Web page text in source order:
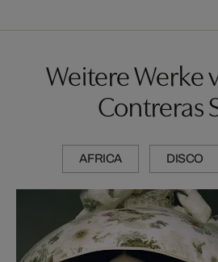
Weitere Werke
Contreras
AFRICA DISCO